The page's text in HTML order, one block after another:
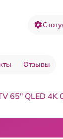
Отзывы
65" QLED 4K